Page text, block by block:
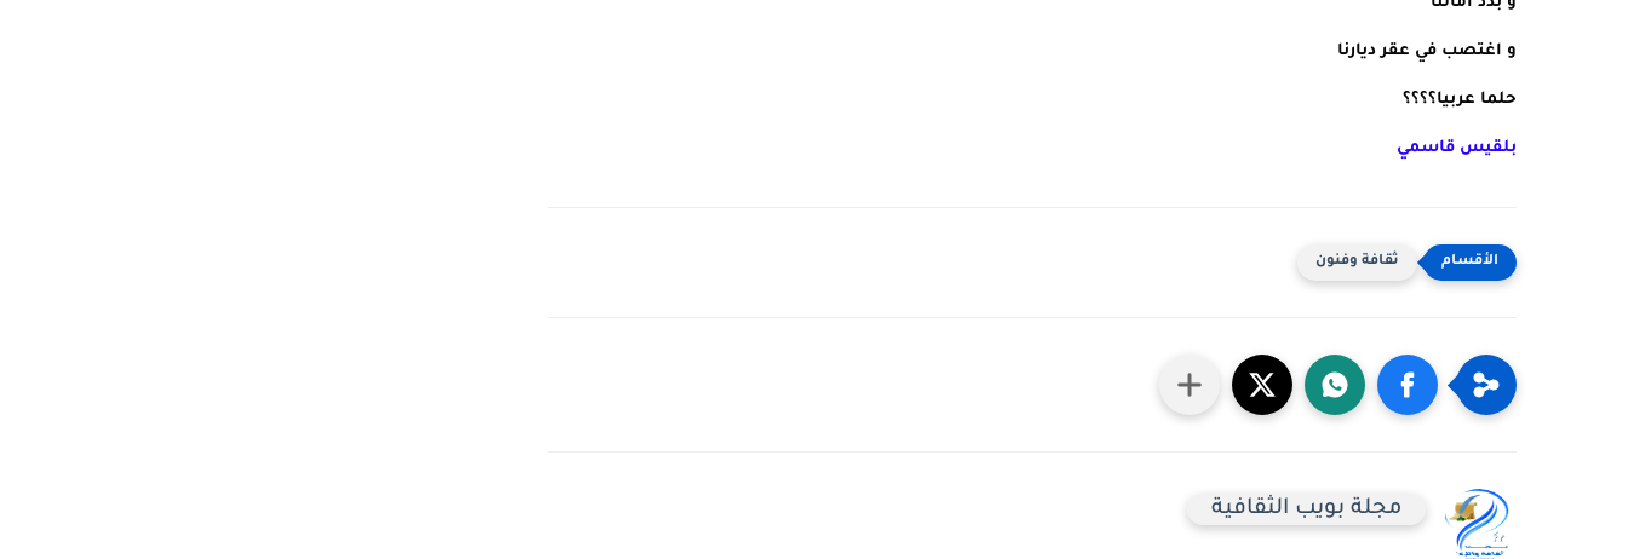
و اغتصب في عقر ديارنا
حلما عربيا؟؟؟؟
بلقيس قاسمي
ثقافة وفنون
مجلة بويب الثقافية